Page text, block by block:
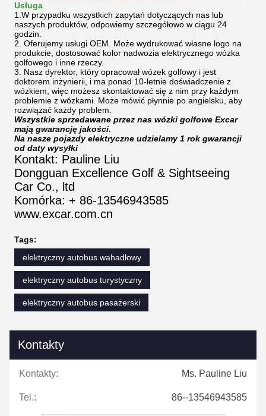
Usługa
1.W przypadku wszystkich zapytań dotyczących nas lub
naszych produktów, odpowiemy szczegółowo w ciągu 24
godzin.
2. Oferujemy usługi OEM. Może wydrukować własne logo na
produkcie, dostosować kolor nadwozia elektrycznego wózka
golfowego i inne rzeczy.
3. Nasz dyrektor, który opracował wózek golfowy i jest
doktorem inżynierii, i ma ponad 10-letnie doświadczenie z
wózkiem, więc możesz skontaktować się z nim przy każdym
problemie z wózkami. Może mówić płynnie po angielsku, aby
rozwiązać każdy problem.
Wszystkie sprzedawane przez nas wózki golfowe Excar
mają gwarancję jakości.
Na nasze pojazdy elektryczne udzielamy 1 rok gwarancji
od daty wysyłki
Kontakt: Pauline Liu
Dongguan Excellence Golf & Sightseeing
Car Co., ltd
Komórka: + 86-13546943585
www.excar.com.cn
Tags:
elektryczny autobus wahadłowy
elektryczny autobus turystyczny
elektryczny autobus pasażerski
Kontakty
Kontakty: Ms. Pauline Liu
Tel.: 86--13546943585